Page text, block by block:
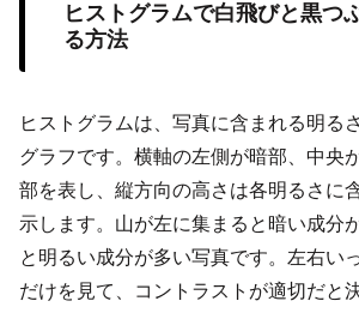
ヒストグラムで白飛びと黒つ
る方法
ヒストグラムは、写真に含まれる明る
グラフです。横軸の左側が暗部、中央
部を表し、縦方向の高さは各明るさに
示します。山が左に集まると暗い成分
と明るい成分が多い写真です。左右い
だけを見て、コントラストが適切だと